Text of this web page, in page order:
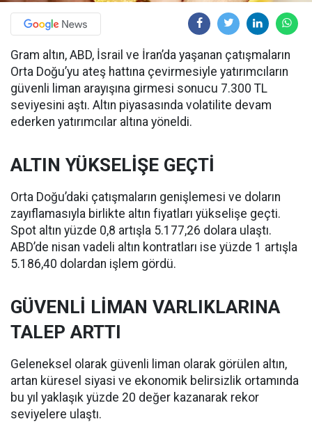
Gram altın, ABD, İsrail ve İran’da yaşanan çatışmaların
Orta Doğu’yu ateş hattına çevirmesiyle yatırımcıların
güvenli liman arayışına girmesi sonucu 7.300 TL
seviyesini aştı. Altın piyasasında volatilite devam
ederken yatırımcılar altına yöneldi.
ALTIN YÜKSELİŞE GEÇTİ
Orta Doğu’daki çatışmaların genişlemesi ve doların
zayıflamasıyla birlikte altın fiyatları yükselişe geçti.
Spot altın yüzde 0,8 artışla 5.177,26 dolara ulaştı.
ABD’de nisan vadeli altın kontratları ise yüzde 1 artışla
5.186,40 dolardan işlem gördü.
GÜVENLİ LİMAN VARLIKLARINA
TALEP ARTTI
Geleneksel olarak güvenli liman olarak görülen altın,
artan küresel siyasi ve ekonomik belirsizlik ortamında
bu yıl yaklaşık yüzde 20 değer kazanarak rekor
seviyelere ulaştı.